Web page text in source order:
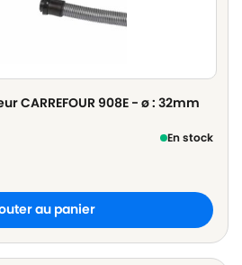
CARREFOUR 908E - ø : 32mm
En stock
au panier